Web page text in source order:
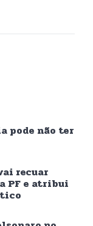
pode não ter
recuar
PF e atribui